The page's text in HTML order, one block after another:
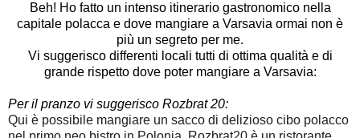
Beh! Ho fatto un intenso itinerario gastronomico nella
capitale polacca e dove mangiare a Varsavia ormai non è
più un segreto per me.
Vi suggerisco differenti locali tutti di ottima qualità e di
grande rispetto dove poter mangiare a Varsavia:
Per il pranzo vi suggerisco Rozbrat 20:
Qui è possibile mangiare un sacco di delizioso cibo polacco